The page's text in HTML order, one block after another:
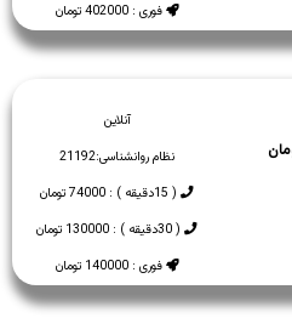
فوری : 402000 تومان
آنلاین
نظام روانشناسی:21192
( 15دقیقه ) : 74000 تومان
( 30دقیقه ) : 130000 تومان
فوری : 140000 تومان